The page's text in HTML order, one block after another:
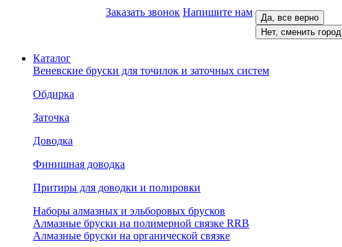
Заказать звонок Напишите нам
Да, все верно
Нет, сменить город
Каталог
Веневские бруски для точилок и заточных систем
Обдирка
Заточка
Доводка
Финишная доводка
Притиры для доводки и полировки
Наборы алмазных и эльборовых брусков
Алмазные бруски на полимерной связке RRB
Алмазные бруски на органической связке